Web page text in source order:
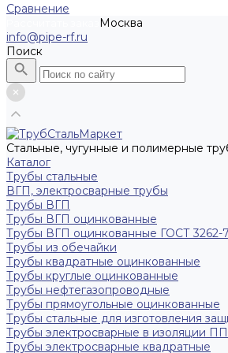
Сравнение
Москва
info@pipe-rf.ru
Поиск
Стальные, чугунные и полимерные
Каталог
Трубы стальные
ВГП, электросварные трубы
Трубы ВГП
Трубы ВГП оцинкованные
Трубы ВГП оцинкованные ГОСТ 3262-
Трубы из обечайки
Трубы квадратные оцинкованные
Трубы круглые оцинкованные
Трубы нефтегазопроводные
Трубы прямоугольные оцинкованные
Трубы стальные для изготовления
Трубы электросварные в изоляции
Трубы электросварные квадратные